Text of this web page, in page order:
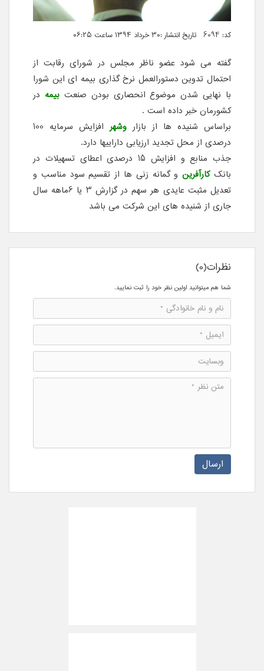
کد: 6094 تاریخ انتشار :۳۰ خرداد ۱۳۹۴ ساعت ۰۶:۲۵
گفته می شود عضو ناظر مجلس در شورای رقابت از
احتمال تدوین دستورالعمل نرخ گذاری بیمه ای این شورا
با نهایی شدن موضوع انحصاری بودن صنعتبیمه در
کشورمان خبر داده است .
براساس شنیده ها از بازار وشهر
افزایش سرمایه 100
درصدی از محل تجدید ارزیابی داراییها دارد.
جذب منابع و افزایش 15 درصدی اعطای تسهیلات در
بانککارآفرین و گمانه زنی ها از تقسیم سود مناسب و
تعدیل مثبت عایدی هر سهم در گزارش 3 یا 6ماهه سال
جاری از شنیده های این شرکت می باشد
نظرات(0)
شما هم میتوانید اولین نظر خود را ثبت نمایید.
ارسال